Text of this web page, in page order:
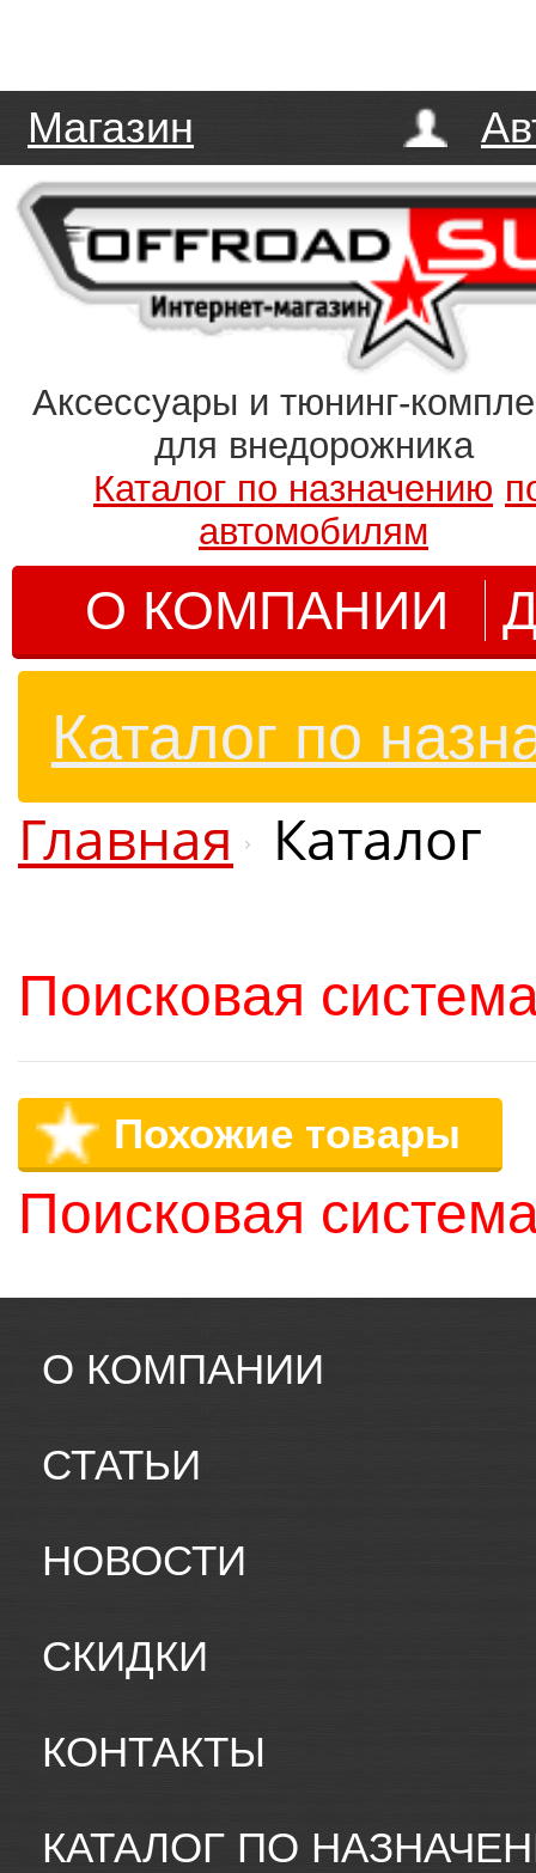
Магазин
Аксессуары и тюнинг-
для внедорожника
Каталог по назначению
автомобилям
О КОМПАНИИ
Каталог по
Главная Каталог
Поисковая
Похожие товары
Поисковая
О КОМПАНИИ
СТАТЬИ
НОВОСТИ
СКИДКИ
КОНТАКТЫ
КАТАЛОГ ПО